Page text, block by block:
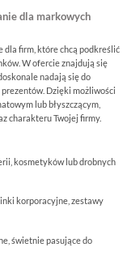
dla markowych
dla firm, które chcą podkreślić
W ofercie znajdują się
nadają się do
Dzięki możliwości
lub błyszczącym,
charakteru Twojej firmy.
kosmetyków lub drobnych
korporacyjne, zestawy
świetnie pasujące do